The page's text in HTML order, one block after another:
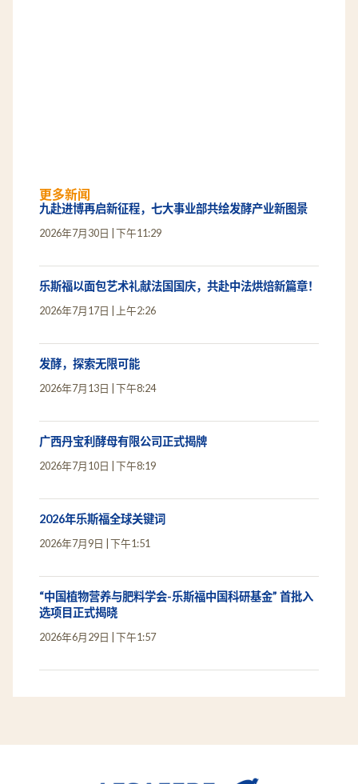
更多新闻
九赴进博再启新征程，七大事业部共绘发酵产业新图景
2026年7月30日 下午11:29
乐斯福以面包艺术礼献法国国庆，共赴中法烘焙新篇章！
2026年7月17日 上午2:26
发酵，探索无限可能
2026年7月13日 下午8:24
广西丹宝利酵母有限公司正式揭牌
2026年7月10日 下午8:19
2026年乐斯福全球关键词
2026年7月9日 下午1:51
“中国植物营养与肥料学会-乐斯福中国科研基金” 首批入
选项目正式揭晓
2026年6月29日 下午1:57